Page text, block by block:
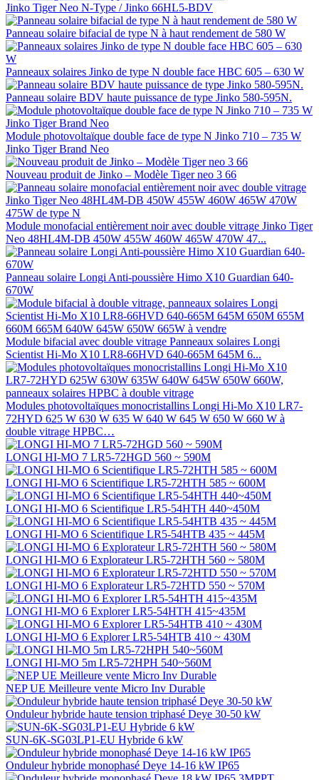
Jinko Tiger Neo N-Type / Jinko 66HL5-BDV
Panneau solaire bifacial de type N à haut rendement de 580 W
Panneaux solaires Jinko de type N double face HBC 605 – 630 W
Panneau solaire BDV haute puissance de type Jinko 580-595N.
Module photovoltaïque double face de type N Jinko 710 – 735 W
Jinko Tiger Brand Neo
Nouveau produit de Jinko – Modèle Tiger neo 3 66
Module monofacial entièrement noir avec double vitrage Jinko Tiger
Neo 48HL4M-DB 450W 455W 460W 465W 470W 47...
Panneau solaire Longi Anti-poussière Himo X10 Guardian 640-
670W
Module bifacial avec double vitrage Panneaux solaires Longi
Scientist Hi-Mo X10 LR8-66HVD 640-665M 645M 6...
Modules photovoltaïques monocristallins Longi Hi-Mo X10 LR7-
72HYD 625 W 630 W 635 W 640 W 645 W 650 W 660 W à
double vitrage HPBC…
LONGI HI-MO 7 LR5-72HGD 560 ~ 590M
LONGI HI-MO 6 Scientifique LR5-72HTH 585 ~ 600M
LONGI HI-MO 6 Scientifique LR5-54HTH 440~450M
LONGI HI-MO 6 Scientifique LR5-54HTB 435 ~ 445M
LONGI HI-MO 6 Explorateur LR5-72HTH 560 ~ 580M
LONGI HI-MO 6 Explorateur LR5-72HTD 550 ~ 570M
LONGI HI-MO 6 Explorer LR5-54HTH 415~435M
LONGI HI-MO 6 Explorer LR5-54HTB 410 ~ 430M
LONGI HI-MO 5m LR5-72HPH 540~560M
NEP UE Meilleure vente Micro Inv Durable
Onduleur hybride haute tension triphasé Deye 30-50 kW
SUN-6K-SG03LP1-EU Hybride 6 kW
Onduleur hybride monophasé Deye 14-16 kW IP65